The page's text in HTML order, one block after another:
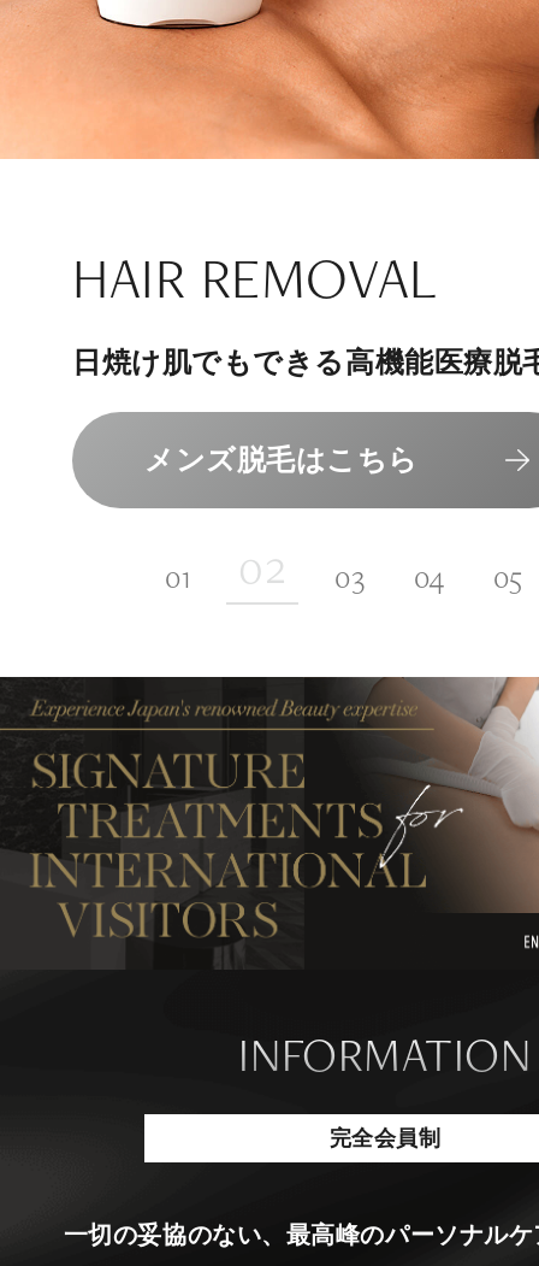
上質な美容医療サービスを提供し
人気メニューはこちら
HAIR REMOVAL
日焼け肌でもできる高機能医療脱
メンズ脱毛はこちら
組めるスキンケアトライアル
スキンケアトライアルはこ
PHILOSOPHY
“男性”特化の美容
コンセプトはこちら
内側から若々しく健康な身体へ
エクソソーム療法はこちら
NAD+点滴はこちら
INVITATION
メンバーシップを、最高のギフト
メンバーシップのご案内
INFORMATION
完全会員制
一切の妥協のない、最高峰のパーソナル